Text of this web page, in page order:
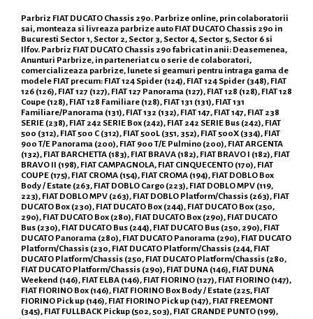
Parbriz FIAT DUCATO Chassis 290. Parbrize online, prin colaboratorii
sai, monteaza si livreaza parbrize auto FIAT DUCATO Chassis 290 in
Bucuresti Sector 1, Sector 2, Sector 3, Sector 4, Sector 5, Sector 6 si
Ilfov. Parbriz FIAT DUCATO Chassis 290 fabricat in anii: Deasemenea,
Anunturi Parbrize, in parteneriat cu o serie de colaboratori,
comercializeaza parbrize, lunete si geamuri pentru intraga gama de
modele FIAT precum: FIAT 124 Spider (124), FIAT 124 Spider (348), FIAT
126 (126), FIAT 127 (127), FIAT 127 Panorama (127), FIAT 128 (128), FIAT 128
Coupe (128), FIAT 128 Familiare (128), FIAT 131 (131), FIAT 131
Familiare/Panorama (131), FIAT 132 (132), FIAT 147, FIAT 147, FIAT 238
SERIE (238), FIAT 242 SERIE Box (242), FIAT 242 SERIE Bus (242), FIAT
500 (312), FIAT 500 C (312), FIAT 500L (351, 352), FIAT 500X (334), FIAT
900 T/E Panorama (200), FIAT 900 T/E Pulmino (200), FIAT ARGENTA
(132), FIAT BARCHETTA (183), FIAT BRAVA (182), FIAT BRAVO I (182), FIAT
BRAVO II (198), FIAT CAMPAGNOLA, FIAT CINQUECENTO (170), FIAT
COUPE (175), FIAT CROMA (154), FIAT CROMA (194), FIAT DOBLO Box
Body / Estate (263, FIAT DOBLO Cargo (223), FIAT DOBLO MPV (119,
223), FIAT DOBLO MPV (263), FIAT DOBLO Platform/Chassis (263), FIAT
DUCATO Box (230), FIAT DUCATO Box (244), FIAT DUCATO Box (250,
290), FIAT DUCATO Box (280), FIAT DUCATO Box (290), FIAT DUCATO
Bus (230), FIAT DUCATO Bus (244), FIAT DUCATO Bus (250, 290), FIAT
DUCATO Panorama (280), FIAT DUCATO Panorama (290), FIAT DUCATO
Platform/Chassis (230, FIAT DUCATO Platform/Chassis (244, FIAT
DUCATO Platform/Chassis (250, FIAT DUCATO Platform/Chassis (280,
FIAT DUCATO Platform/Chassis (290), FIAT DUNA (146), FIAT DUNA
Weekend (146), FIAT ELBA (146), FIAT FIORINO (127), FIAT FIORINO (147),
FIAT FIORINO Box (146), FIAT FIORINO Box Body / Estate (225, FIAT
FIORINO Pick up (146), FIAT FIORINO Pick up (147), FIAT FREEMONT
(345), FIAT FULLBACK Pickup (502, 503), FIAT GRANDE PUNTO (199),